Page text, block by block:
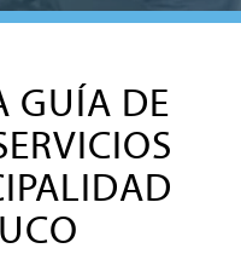
GUÍA DE